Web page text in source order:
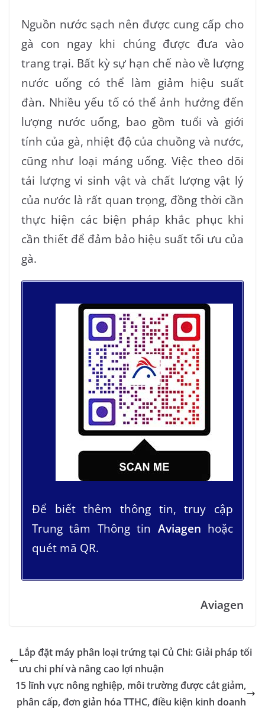
Nguồn nước sạch nên được cung cấp cho
gà con ngay khi chúng được đưa vào
trang trại. Bất kỳ sự hạn chế nào về lượng
nước uống có thể làm giảm hiệu suất
đàn. Nhiều yếu tố có thể ảnh hưởng đến
lượng nước uống, bao gồm tuổi và giới
tính của gà, nhiệt độ của chuồng và nước,
cũng như loại máng uống. Việc theo dõi
tải lượng vi sinh vật và chất lượng vật lý
của nước là rất quan trọng, đồng thời cần
thực hiện các biện pháp khắc phục khi
cần thiết để đảm bảo hiệu suất tối ưu của
gà.
Để biết thêm thông tin, truy cập
Trung tâm Thông tin Aviagen hoặc
quét mã QR.
Aviagen
Lắp đặt máy phân loại trứng tại Củ Chi: Giải pháp tối
ưu chi phí và nâng cao lợi nhuận
15 lĩnh vực nông nghiệp, môi trường được cắt giảm,
phân cấp, đơn giản hóa TTHC, điều kiện kinh doanh